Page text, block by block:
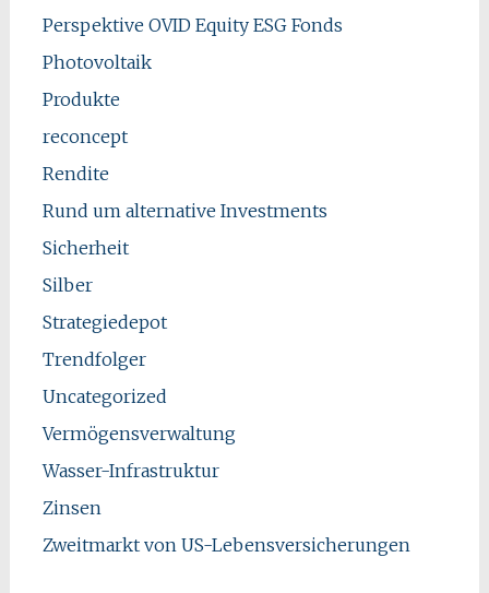
Perspektive OVID Equity ESG Fonds
Photovoltaik
Produkte
reconcept
Rendite
Rund um alternative Investments
Sicherheit
Silber
Strategiedepot
Trendfolger
Uncategorized
Vermögensverwaltung
Wasser-Infrastruktur
Zinsen
Zweitmarkt von US-Lebensversicherungen